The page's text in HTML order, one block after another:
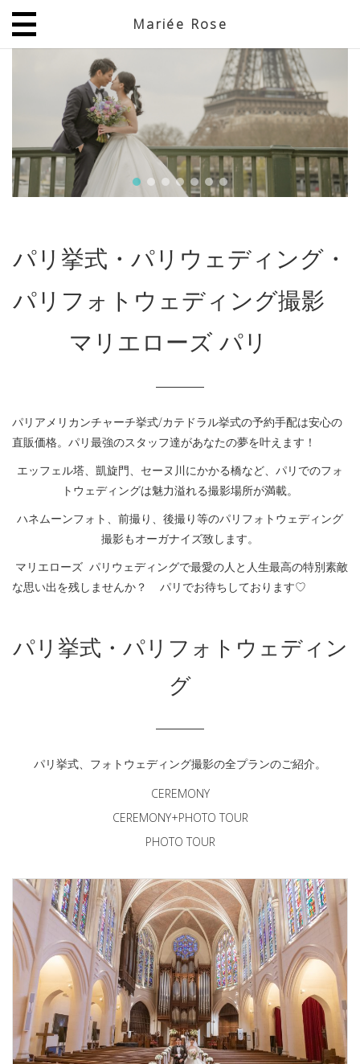
Mariée Rose
パリ挙式・パリウェディング・
パリフォトウェディング撮影
マリエローズ パリ
パリアメリカンチャーチ挙式/カテドラル挙式の予約手配は安心の
直販価格。パリ最強のスタッフ達があなたの夢を叶えます！
エッフェル塔、凱旋門、セーヌ川にかかる橋など、パリでのフォ
トウェディングは魅力溢れる撮影場所が満載。
ハネムーンフォト、前撮り、後撮り等のパリフォトウェディング
撮影もオーガナイズ致します。
マリエローズ パリウェディングで最愛の人と人生最高の特別素敵
な思い出を残しませんか？ パリでお待ちしております♡
パリ挙式・パリフォトウェディン
グ
パリ挙式、フォトウェディング撮影の全プランのご紹介。
CEREMONY
CEREMONY+PHOTO TOUR
PHOTO TOUR